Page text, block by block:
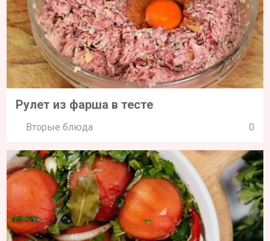
Рулет из фарша в тесте
Вторые блюда 0